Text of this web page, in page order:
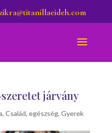
járvány
, Család, egészség, Gyerek